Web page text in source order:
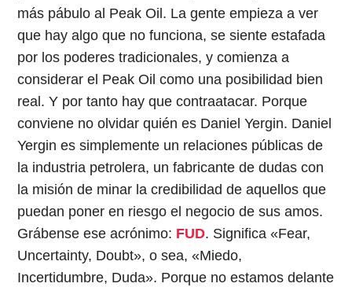
más pábulo al Peak Oil. La gente empieza a ver
que hay algo que no funciona, se siente estafada
por los poderes tradicionales, y comienza a
considerar el Peak Oil como una posibilidad bien
real. Y por tanto hay que contraatacar. Porque
conviene no olvidar quién es Daniel Yergin. Daniel
Yergin es simplemente un relaciones públicas de
la industria petrolera, un fabricante de dudas con
la misión de minar la credibilidad de aquellos que
puedan poner en riesgo el negocio de sus amos.
Grábense ese acrónimo: FUD. Significa «Fear,
Uncertainty, Doubt», o sea, «Miedo,
Incertidumbre, Duda». Porque no estamos delante